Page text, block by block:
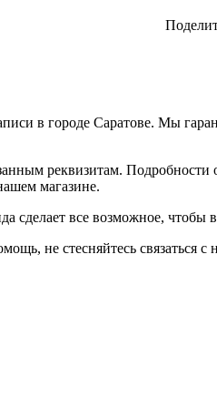
в городе Саратове. Мы
реквизитам. Подробности
магазине.
сделает все возможное,
не стесняйтесь